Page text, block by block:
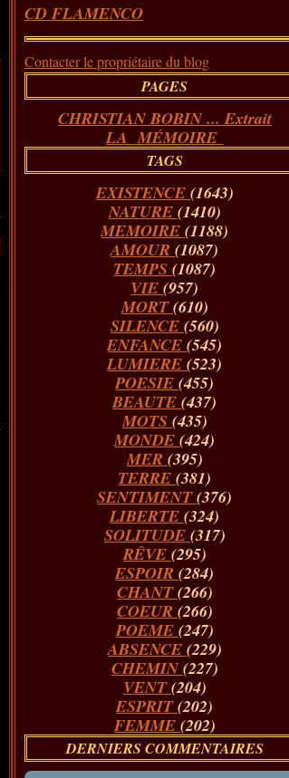
CD FLAMENCO
Contacter le propriétaire du blog
PAGES
CHRISTIAN BOBIN ... Extrait
LA MÉMOIRE
TAGS
EXISTENCE (1643)
NATURE (1410)
MEMOIRE(1188)
AMOUR(1087)
TEMPS(1087)
VIE(957)
MORT(610)
SILENCE (560)
ENFANCE(545)
LUMIERE(523)
POESIE(455)
BEAUTE(437)
MOTS (435)
MONDE(424)
MER (395)
TERRE(381)
SENTIMENT(376)
LIBERTE(324)
SOLITUDE (317)
RÊVE (295)
ESPOIR(284)
CHANT(266)
COEUR (266)
POEME (247)
ABSENCE (229)
CHEMIN(227)
VENT(204)
ESPRIT(202)
FEMME (202)
DERNIERS COMMENTAIRES